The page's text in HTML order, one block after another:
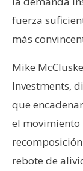
fuerza
más
Mike
Investments,
que
el movimiento
rebote de